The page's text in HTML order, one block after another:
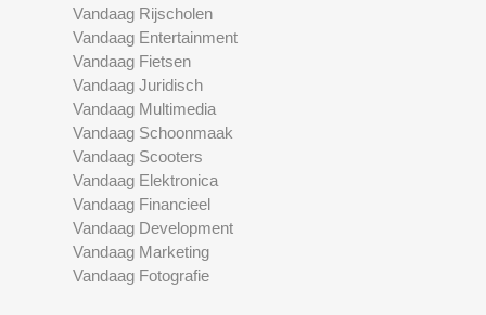
Vandaag Rijscholen
Vandaag Entertainment
Vandaag Fietsen
Vandaag Juridisch
Vandaag Multimedia
Vandaag Schoonmaak
Vandaag Scooters
Vandaag Elektronica
Vandaag Financieel
Vandaag Development
Vandaag Marketing
Vandaag Fotografie